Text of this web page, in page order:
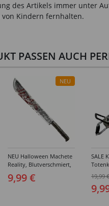
des Artikels immer unter
von Kindern fernhalten.
PASSEN AUCH
NEU
NEU Halloween Machete
Reality, Blutverschmiert,
Länge ca. 75 cm
9,99 €
SALE
19,99 €